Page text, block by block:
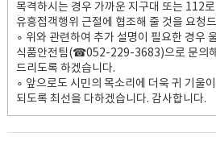
목격하시는 경우 가까운 지구대 또는 112
유흥접객행위 근절에 협조해 줄 것을 요청
∘ 위와 관련하여 추가 설명이 필요한 경우
식품안전팀(☎052-229-3683)으로 문의해
드리도록 하겠습니다.
∘ 앞으로도 시민의 목소리에 더욱 귀 기울
되도록 최선을 다하겠습니다. 감사합니다.